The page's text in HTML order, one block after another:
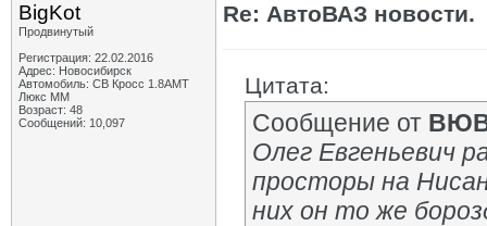
BigKot
Продвинутый
Регистрация: 22.02.2016
Адрес: Новосибирск
Автомобиль: СВ Кросс 1.8АМТ
Люкс ММ
Возраст: 48
Сообщений: 10,097
Re: АвтоВАЗ новости.
Цитата:
Сообщение от
Олег Евгеньевич
просторы на
них он то же